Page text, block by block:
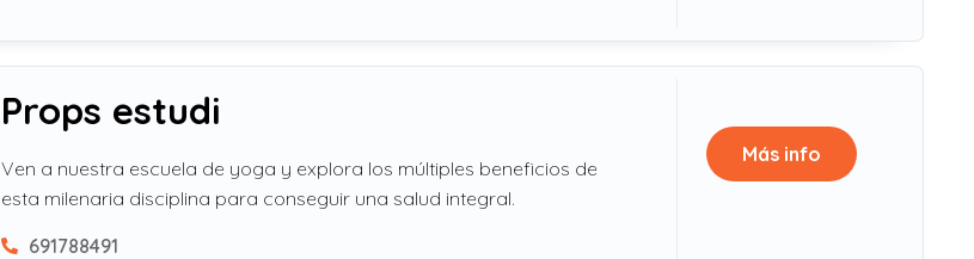
Props estudi
Ven a nuestra escuela de yoga y explora los múltiples beneficios de
esta milenaria disciplina para conseguir una salud integral.
691788491
Más info